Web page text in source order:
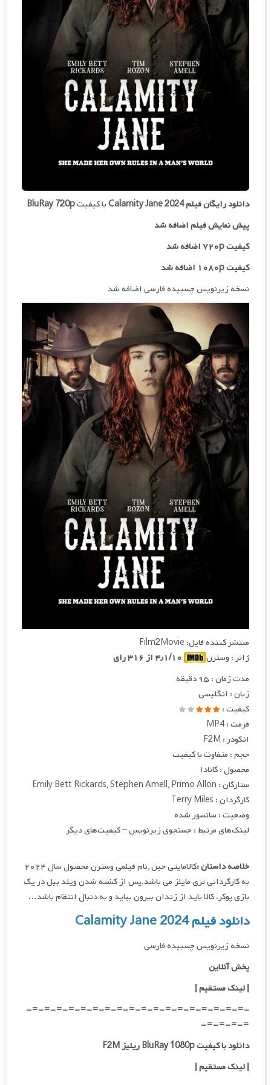
دانلود رایگان فیلمCalamity Jane 2024با کیفیتBluRay 720p
پیش نمایش فیلم اضافه شد
کیفیت ۷۲۰p اضافه شد
کیفیت ۱۰۸۰p اضافه شد
نسخه زیرنویس چسبیده فارسی اضافه شد
منتشر کننده فایل: Film2Movie
ژانر : وسترن
مدت زمان : ۹۵ دقیقه
زبان : انگلیسی
کیفیت :
فرمت : MP4
انکودر : F2M
حجم : متفاوت با کیفیت
محصول : کانادا
ستارگان : Emily Bett Rickards, Stephen Amell, Primo Allon
کارگردان : Terry Miles
وضعیت : سانسور شده
لینک‌های مرتبط : جستجوی زیرنویس – کیفیت‌های دیگر
خلاصه داستان :
کالامایتی حین ,نام فیلمی وسترن محصول سال ۲۰۲۴
به کارگردانی تری مایلز می باشد.پس از کشته شدن ویلد بیل در یک
بازی پوکر، کالا باید از زندان بیرون بیاید و به دنبال انتقام باشد…
دانلود فیلم Calamity Jane 2024
نسخه زیرنویس چسبیده فارسی
پخش آنلاین
| لینک مستقیم|
-=-=-=-=-=-=-=-=-=-=-=-=-=-=-=-=-=-=-
=-=-=-=-
دانلود با کیفیت BluRay 1080p ریلیز F2M
|لینک مستقیم|